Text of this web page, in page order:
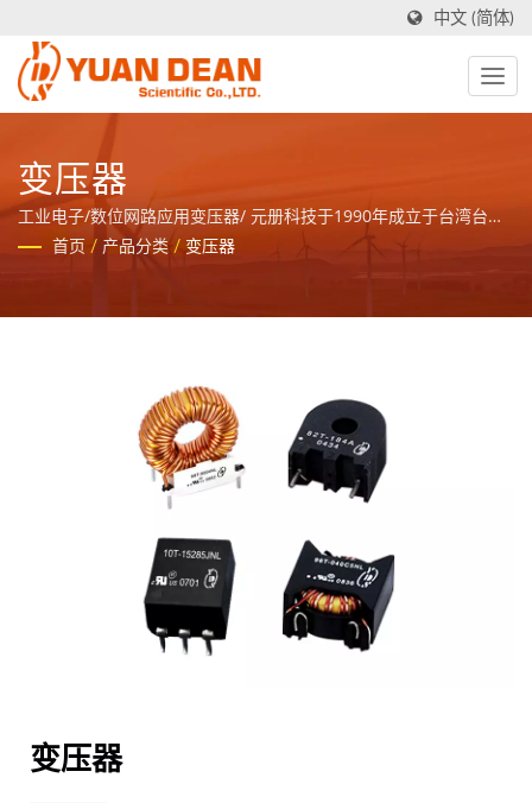
中文 (简体)
变压器
工业电子/数位网路应用变压器/ 元册科技于1990年成立于台湾台
南，工厂禾茂电子则在1995年成立于中国厦门，我们是业界领先的
首页 / 产品分类 / 变压器
变压器